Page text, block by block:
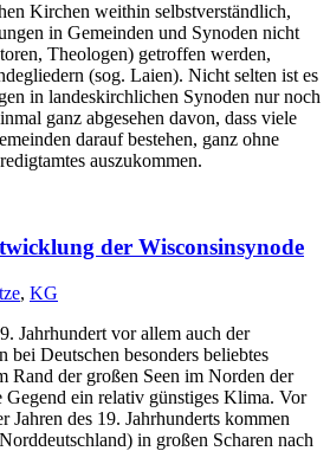
Kirchen weithin selbstverständlich,
in Gemeinden und Synoden nicht
Theologen) getroffen werden,
(sog. Laien). Nicht selten ist es
in landeskirchlichen Synoden nur noch
ganz abgesehen davon, dass viele
darauf bestehen, ganz ohne
auszukommen.
der Wisconsinsynode
, KG
Jahrhundert vor allem auch der
bei Deutschen besonders beliebtes
Rand der großen Seen im Norden der
Gegend ein relativ günstiges Klima. Vor
Jahren des 19. Jahrhunderts kommen
in großen Scharen nach